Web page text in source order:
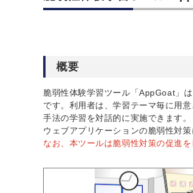
概要
脆弱性体験学習ツール「AppGoat」
です。利用者は、学習テーマ毎に用
手法の学習を対話的に実施できます。
ウェブアプリケーションの脆弱性対
なお、本ツールは脆弱性対策の促進